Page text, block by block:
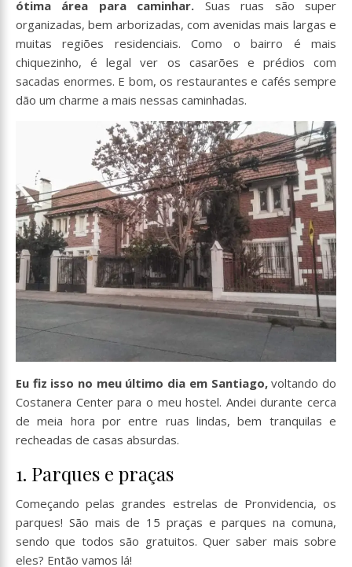
ótima área para caminhar. Suas ruas são super
organizadas, bem arborizadas, com avenidas mais largas e
muitas regiões residenciais. Como o bairro é mais
chiquezinho, é legal ver os casarões e prédios com
sacadas enormes. E bom, os restaurantes e cafés sempre
dão um charme a mais nessas caminhadas.
Eu fiz isso no meu último dia em Santiago,voltando do
Costanera Center para o meu hostel. Andei durante cerca
de meia hora por entre ruas lindas, bem tranquilas e
recheadas de casas absurdas.
1. Parques e praças
Começando pelas grandes estrelas de Pronvidencia, os
parques! São mais de 15 praças e parques na comuna,
sendo que todos são gratuitos. Quer saber mais sobre
eles? Então vamos lá!